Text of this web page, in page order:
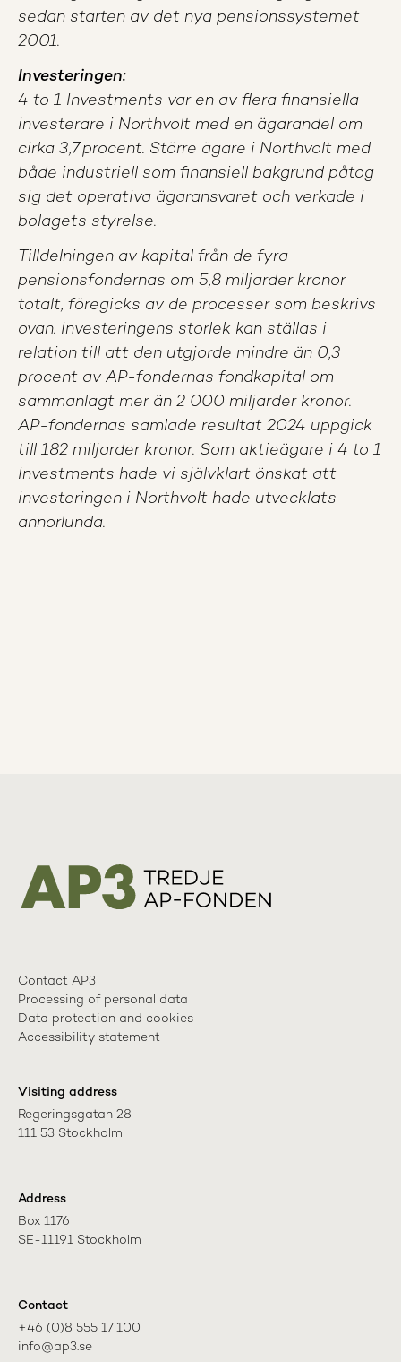
sedan starten av det nya pensionssystemet
2001.
Investeringen:
4 to 1 Investments var en av flera finansiella
investerare i Northvolt med en ägarandel om
cirka 3,7 procent. Större ägare i Northvolt med
både industriell som finansiell bakgrund påtog
sig det operativa ägaransvaret och verkade i
bolagets styrelse.
Tilldelningen av kapital från de fyra
pensionsfondernas om 5,8 miljarder kronor
totalt, föregicks av de processer som beskrivs
ovan. Investeringens storlek kan ställas i
relation till att den utgjorde mindre än 0,3
procent av AP-fondernas fondkapital om
sammanlagt mer än 2 000 miljarder kronor.
AP-fondernas samlade resultat 2024 uppgick
till 182 miljarder kronor. Som aktieägare i 4 to 1
Investments hade vi självklart önskat att
investeringen i Northvolt hade utvecklats
annorlunda.
Contact AP3
Processing of personal data
Data protection and cookies
Accessibility statement
Visiting address
Regeringsgatan 28
111 53 Stockholm
Address
Box 1176
SE-11191 Stockholm
Contact
+46 (0)8 555 17 100
info@ap3.se